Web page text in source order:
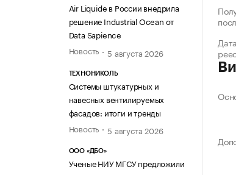
Air Liquide в России внедрила
решение Industrial Ocean от
Data Sapience
Новость
5 августа 2026
ТЕХНОНИКОЛЬ
Системы штукатурных и
навесных вентилируемых
фасадов: итоги и тренды
Новость
5 августа 2026
ООО «ДБО»
Ученые НИУ МГСУ предложили